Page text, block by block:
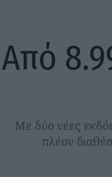
Από
Με δύο νέες
πλέον